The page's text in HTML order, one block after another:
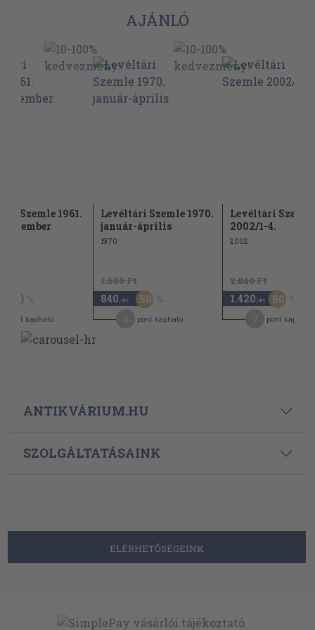
AJÁNLÓ
Szemle 1961.
50
pont kapható
Levéltári Szemle 1970.
január-április
1970
1.680 Ft
840 ,-Ft 50
pont kapható
Levéltári Szemle
2002/1-4.
2002
2.840 Ft
1.420 ,-Ft 50
pont kapható
ANTIKVÁRIUM.HU
SZOLGÁLTATÁSAINK
ELÉRHETŐSÉGEINK